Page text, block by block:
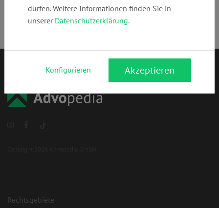
Rechtsgebiete
dürfen. Weitere Informationen finden Sie in
unserer Datenschutzerklärung.
Konfigurieren Akzeptieren